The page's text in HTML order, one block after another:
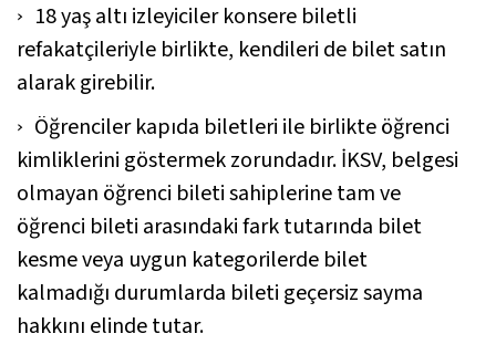
18 yaş altı izleyiciler konsere biletli
refakatçileriyle birlikte, kendileri de bilet satın
alarak girebilir.
Öğrenciler kapıda biletleri ile birlikte öğrenci
kimliklerini göstermek zorundadır. İKSV, belgesi
olmayan öğrenci bileti sahiplerine tam ve
öğrenci bileti arasındaki fark tutarında bilet
kesme veya uygun kategorilerde bilet
kalmadığı durumlarda bileti geçersiz sayma
hakkını elinde tutar.